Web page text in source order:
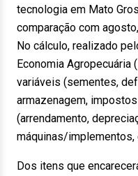
tecnologia em Mato
comparação com
No cálculo, realizado
Economia
variáveis (sementes,
armazenagem,
(arrendamento,
máquinas/implementos,
Dos itens que